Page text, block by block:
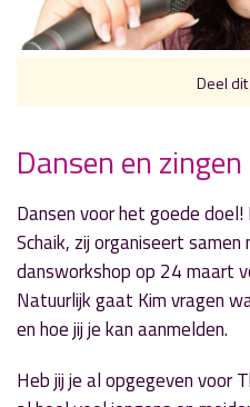
Deel
« Vorig nieuwsbericht
12 maart 2018
» Volgend nieuwsbericht
12 maart 2018
Dansen en zingen
Dansen voor het goede
Schaik, zij organiseert
dansworkshop op 24 maart
Natuurlijk gaat Kim vragen
en hoe jij je kan aanmelden.
Heb jij je al opgegeven voor